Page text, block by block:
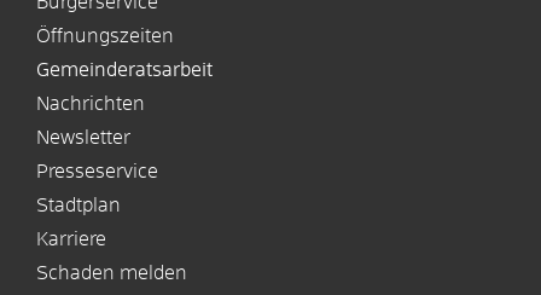
Öffnungszeiten
Gemeinderatsarbeit
Nachrichten
Newsletter
Presseservice
Stadtplan
Karriere
Schaden melden